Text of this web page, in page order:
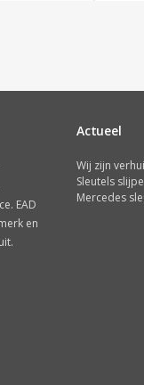
EAD
en
Actueel
Wij zijn
Sleutels
Mercedes